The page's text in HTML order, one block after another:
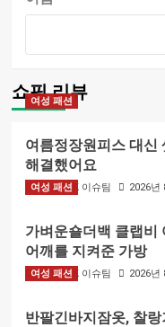
쇼핑 리뷰
여성 패션
여름정장원피스 대신
해결했어요
BIZMARK 이슈팀 2026년
여성 패션
가벼운숄더백 클랩비
어깨를 지켜준 가방
BIZMARK 이슈팀 2026년
여성 패션
반팔긴바지잠옷, 찰